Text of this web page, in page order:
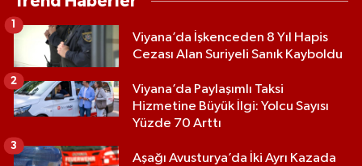
Viyana’da İşkenceden 8 Yıl Hapis
Cezası Alan Suriyeli Sanık Kayboldu
1
Viyana’da Paylaşımlı Taksi
Hizmetine Büyük İlgi: Yolcu Sayısı
Yüzde 70 Arttı
2
Aşağı Avusturya’da İki Ayrı Kazada
3